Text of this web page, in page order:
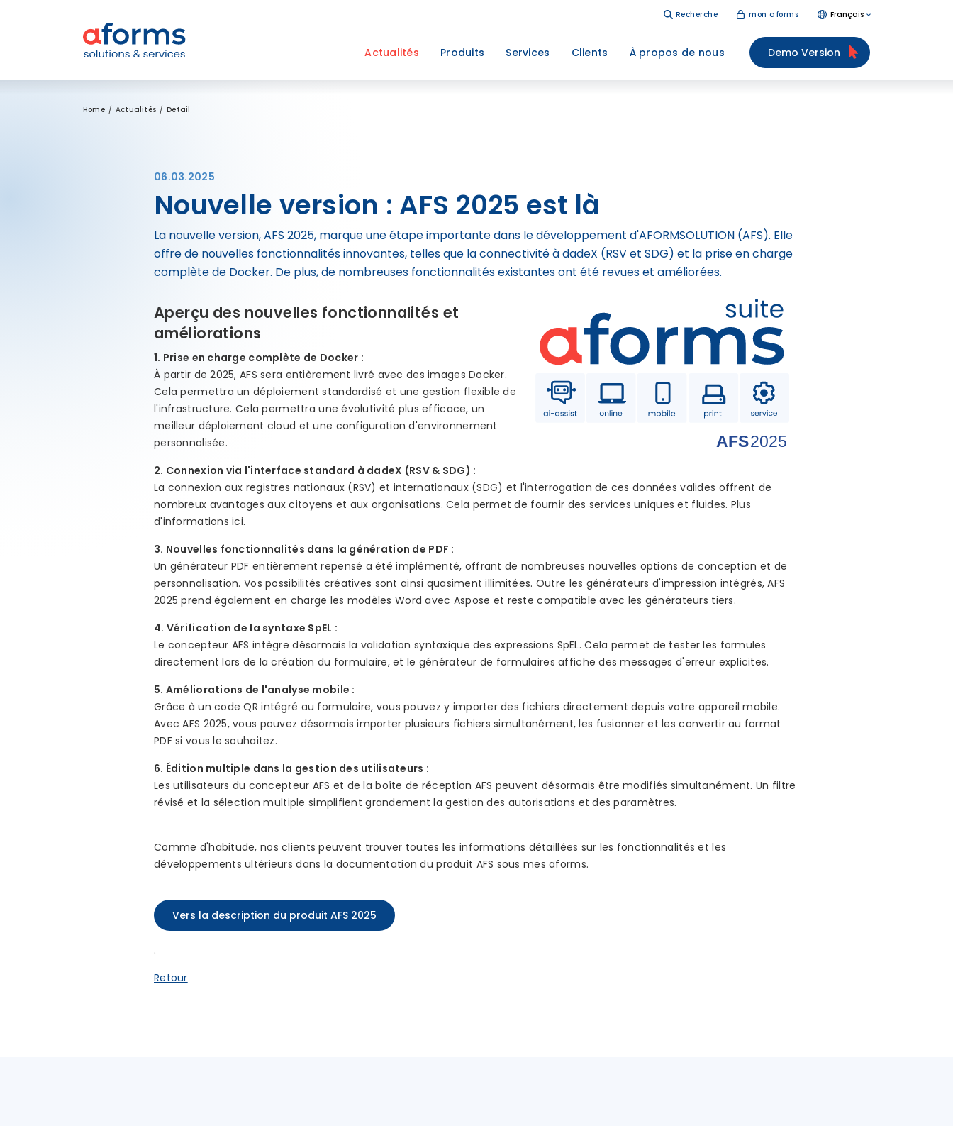
Recherche mon aforms Français
Actualités Produits Services Clients À propos de nous Demo Version
Home Actualités Detail
06.03.2025
Nouvelle version : AFS 2025 est là
La nouvelle version, AFS 2025, marque une étape importante dans le développement d'AFORMSOLUTION (AFS). Elle
offre de nouvelles fonctionnalités innovantes, telles que la connectivité à dadeX (RSV et SDG) et la prise en charge
complète de Docker. De plus, de nombreuses fonctionnalités existantes ont été revues et améliorées.
Aperçu des nouvelles fonctionnalités et
améliorations
1. Prise en charge complète de Docker :
À partir de 2025, AFS sera entièrement livré avec des images Docker.
Cela permettra un déploiement standardisé et une gestion flexible de
l'infrastructure. Cela permettra une évolutivité plus efficace, un
meilleur déploiement cloud et une configuration d'environnement
personnalisée.
2. Connexion via l'interface standard à dadeX (RSV & SDG) :
La connexion aux registres nationaux (RSV) et internationaux (SDG) et l'interrogation de ces données valides offrent de
nombreux avantages aux citoyens et aux organisations. Cela permet de fournir des services uniques et fluides. Plus
d'informations ici.
3. Nouvelles fonctionnalités dans la génération de PDF :
Un générateur PDF entièrement repensé a été implémenté, offrant de nombreuses nouvelles options de conception et de
personnalisation. Vos possibilités créatives sont ainsi quasiment illimitées. Outre les générateurs d'impression intégrés, AFS
2025 prend également en charge les modèles Word avec Aspose et reste compatible avec les générateurs tiers.
4. Vérification de la syntaxe SpEL :
Le concepteur AFS intègre désormais la validation syntaxique des expressions SpEL. Cela permet de tester les formules
directement lors de la création du formulaire, et le générateur de formulaires affiche des messages d'erreur explicites.
5. Améliorations de l'analyse mobile :
Grâce à un code QR intégré au formulaire, vous pouvez y importer des fichiers directement depuis votre appareil mobile.
Avec AFS 2025, vous pouvez désormais importer plusieurs fichiers simultanément, les fusionner et les convertir au format
PDF si vous le souhaitez.
6. Édition multiple dans la gestion des utilisateurs :
Les utilisateurs du concepteur AFS et de la boîte de réception AFS peuvent désormais être modifiés simultanément. Un filtre
révisé et la sélection multiple simplifient grandement la gestion des autorisations et des paramètres.
Comme d'habitude, nos clients peuvent trouver toutes les informations détaillées sur les fonctionnalités et les
développements ultérieurs dans la documentation du produit AFS sous mes aforms.
Vers la description du produit AFS 2025
.
Retour